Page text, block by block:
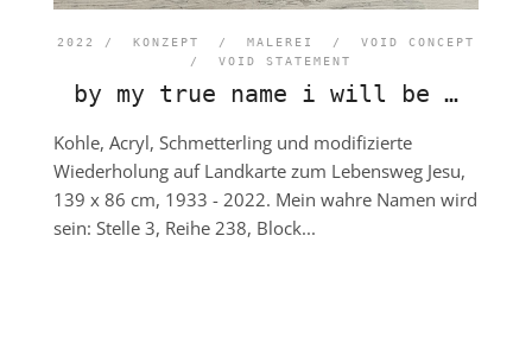
2022 / KONZEPT / MALEREI / VOID CONCEPT
/ VOID STATEMENT
by my true name i will be …
Kohle, Acryl, Schmetterling und modifizierte
Wiederholung auf Landkarte zum Lebensweg Jesu,
139 x 86 cm, 1933 - 2022. Mein wahre Namen wird
sein: Stelle 3, Reihe 238, Block...